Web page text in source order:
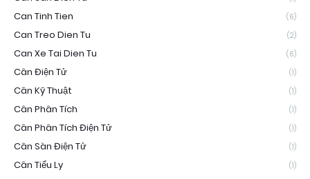
Can Tinh Tien (6)
Can Treo Dien Tu (2)
Can Xe Tai Dien Tu (6)
Cân Điện Tử (1)
Cân Kỹ Thuật (1)
Cân Phân Tích (1)
Cân Phân Tích Điện Tử (1)
Cân Sàn Điện Tử (1)
Cân Tiểu Ly (1)